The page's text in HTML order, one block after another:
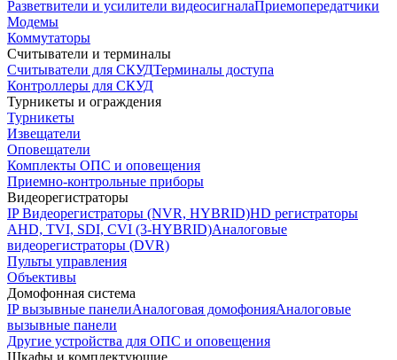
Разветвители и усилители видеосигналаПриемопередатчики
Модемы
Коммутаторы
Считыватели и терминалы
Считыватели для СКУДТерминалы доступа
Контроллеры для СКУД
Турникеты и ограждения
Турникеты
Извещатели
Оповещатели
Комплекты ОПС и оповещения
Приемно-контрольные приборы
Видеорегистраторы
IP Видеорегистраторы (NVR, HYBRID)HD регистраторы
AHD, TVI, SDI, CVI (3-HYBRID)Аналоговые
видеорегистраторы (DVR)
Пульты управления
Объективы
Домофонная система
IP вызывные панелиАналоговая домофонияАналоговые
вызывные панели
Другие устройства для ОПС и оповещения
Шкафы и комплектующие